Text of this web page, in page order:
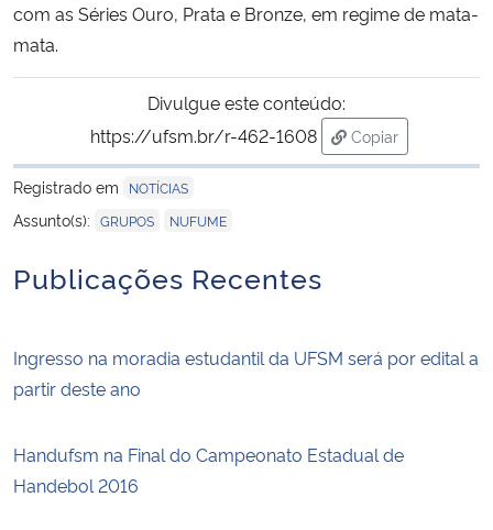
com as Séries Ouro, Prata e Bronze, em regime de mata-
mata.
Divulgue este conteúdo:
https://ufsm.br/r-462-1608
Copiar
para área de
Registrado em
NOTÍCIAS
Assunto(s): GRUPOS NUFUME
Publicações Recentes
Ingresso na moradia estudantil da UFSM será por edital a
partir deste ano
Handufsm na Final do Campeonato Estadual de
Handebol 2016